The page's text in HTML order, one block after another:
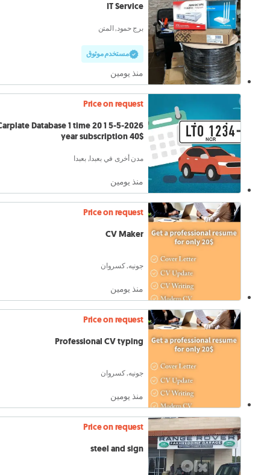
IT Service
برج حمود, المتن
مستخدم موثوق
منذ يومين
Price on request
5-2026 Carplate Database 1 time 20 1
year subscription 40$
مدن أخرى في بعبدا, بعبدا
منذ يومين
Price on request
CV Maker
جونيه, كسروان
منذ يومين
Price on request
Professional CV typing
جونيه, كسروان
منذ يومين
Price on request
steel and sign